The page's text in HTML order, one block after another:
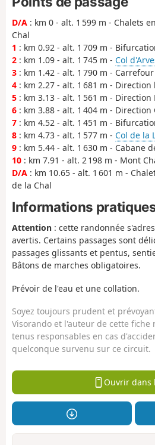
D/A : km 0 - alt. 1 599 m - Chalets
Chal
1 : km 0.92 - alt. 1 709 m -
2 : km 1.09 - alt. 1 745 m - Col
3 : km 1.42 - alt. 1 790 m -
4 : km 2.27 - alt. 1 681 m -
5 : km 3.13 - alt. 1 561 m -
6 : km 3.88 - alt. 1 404 m - Direction
7 : km 4.52 - alt. 1 451 m -
8 : km 4.73 - alt. 1 577 m - Col de la
9 : km 5.44 - alt. 1 630 m - Cabane
10 : km 7.91 - alt. 2 198 m - Mont
D/A : km 10.65 - alt. 1 601 m -
de la Chal
Informations
Attention : cette randonnée
avertis. Certains passages sont
passages glissants et pentus,
Bâtons de marches obligatoires.
Prévoir de l'eau et une collation.
Soyez toujours prudent et
Visorando et l'auteur de cette fiche
tenus responsables en cas
quelconque survenu sur ce circuit.
Ouvrir dans